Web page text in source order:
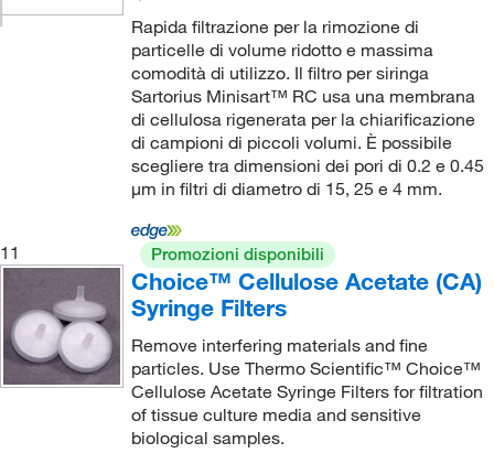
Rapida filtrazione per la rimozione di
particelle di volume ridotto e massima
comodità di utilizzo. Il filtro per siringa
Sartorius Minisart™ RC usa una membrana
di cellulosa rigenerata per la chiarificazione
di campioni di piccoli volumi. È possibile
scegliere tra dimensioni dei pori di 0.2 e 0.45
μm in filtri di diametro di 15, 25 e 4 mm.
11 Promozioni disponibili
Choice™ Cellulose Acetate (CA)
Syringe Filters
Remove interfering materials and fine
particles. Use Thermo Scientific™ Choice™
Cellulose Acetate Syringe Filters for filtration
of tissue culture media and sensitive
biological samples.